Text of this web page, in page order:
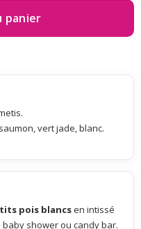
panier
vert jade, blanc.
pois blancsen intissé
shower ou candy bar.